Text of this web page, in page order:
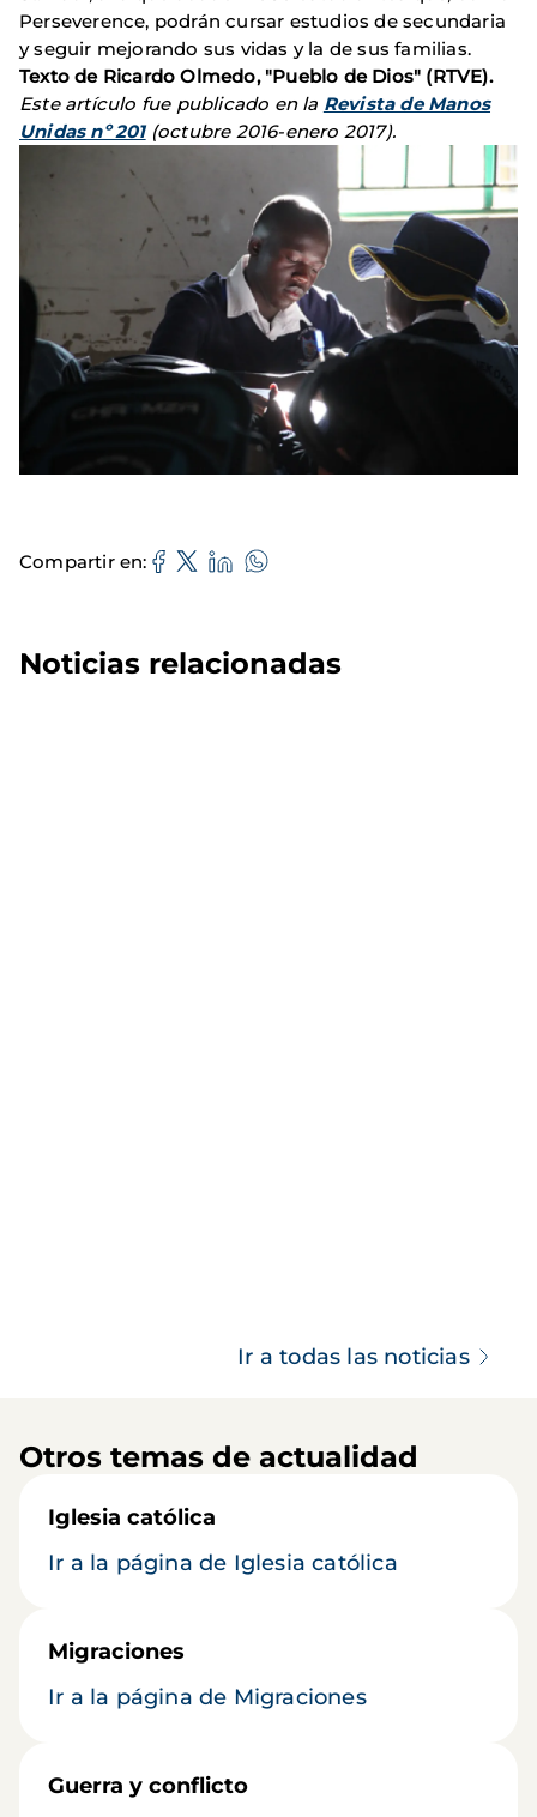
Perseverence, podrán cursar estudios de secundaria
y seguir mejorando sus vidas y la de sus familias.
Texto de Ricardo Olmedo, "Pueblo de Dios" (RTVE).
Este artículo fue publicado en la Revista de Manos
Unidas nº 201(octubre 2016-enero 2017).
Compartir en
Noticias relacionadas
Ir a todas las noticias
Otros temas de actualidad
Iglesia católica
Ir a la página de Iglesia católica
Migraciones
Ir a la página de Migraciones
Guerra y conflicto